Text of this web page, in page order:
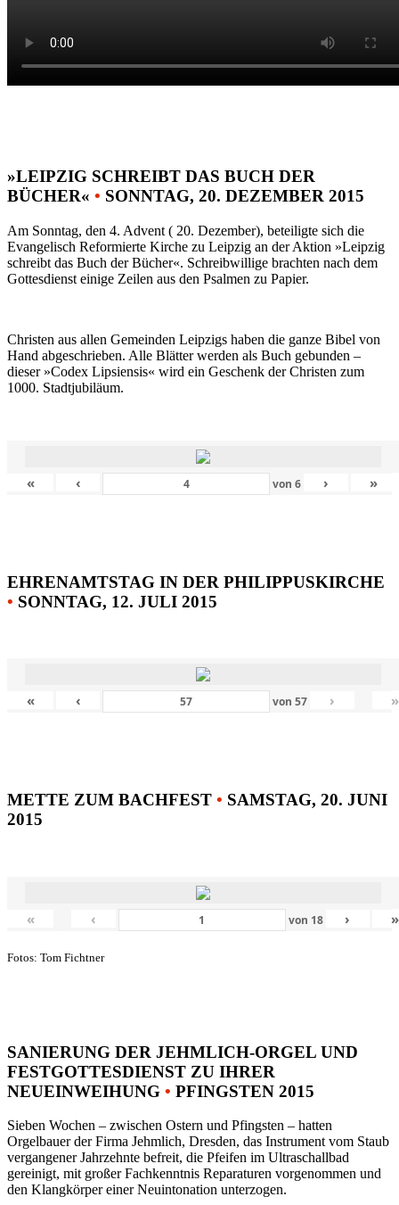
»LEIPZIG SCHREIBT DAS BUCH DER
BÜCHER« • SONNTAG, 20. DEZEMBER 2015
Am Sonntag, den 4. Advent ( 20. Dezember), beteiligte sich die
Evangelisch Reformierte Kirche zu Leipzig an der Aktion »Leipzig
schreibt das Buch der Bücher«. Schreibwillige brachten nach dem
Gottesdienst einige Zeilen aus den Psalmen zu Papier.
Christen aus allen Gemeinden Leipzigs haben die ganze Bibel von
Hand abgeschrieben. Alle Blätter werden als Buch gebunden –
dieser »Codex Lipsiensis« wird ein Geschenk der Christen zum
1000. Stadtjubiläum.
« ‹ von6 › »
EHRENAMTSTAG IN DER PHILIPPUSKIRCHE
• SONNTAG, 12. JULI 2015
« ‹ von57 › »
METTE ZUM BACHFEST • SAMSTAG, 20. JUNI
2015
« ‹ von 18 › »
Fotos: Tom Fichtner
SANIERUNG DER JEHMLICH-ORGEL UND
FESTGOTTESDIENST ZU IHRER
NEUEINWEIHUNG • PFINGSTEN 2015
Sieben Wochen – zwischen Ostern und Pfingsten – hatten
Orgelbauer der Firma Jehmlich, Dresden, das Instrument vom Staub
vergangener Jahrzehnte befreit, die Pfeifen im Ultraschallbad
gereinigt, mit großer Fachkenntnis Reparaturen vorgenommen und
den Klangkörper einer Neuintonation unterzogen.